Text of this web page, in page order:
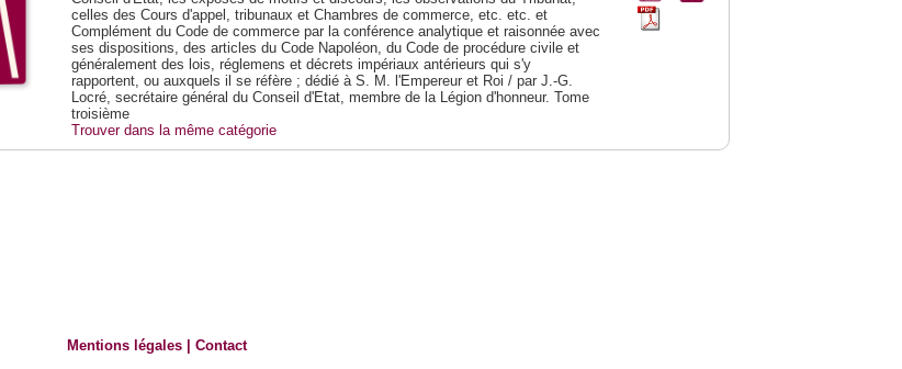
celles des Cours d'appel, tribunaux et Chambres de commerce, etc. etc. et
Complément du Code de commerce par la conférence analytique et raisonnée avec
ses dispositions, des articles du Code Napoléon, du Code de procédure civile et
généralement des lois, réglemens et décrets impériaux antérieurs qui s'y
rapportent, ou auxquels il se réfère ; dédié à S. M. l'Empereur et Roi / par J.-G.
Locré, secrétaire général du Conseil d'Etat, membre de la Légion d'honneur. Tome
troisième
Trouver dans la même catégorie
Mentions légales |Contact